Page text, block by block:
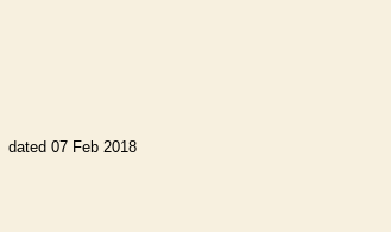
dated 07 Feb 2018